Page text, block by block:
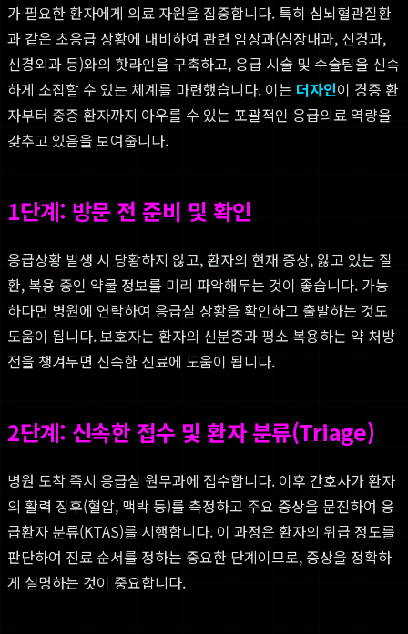
가 필요한 환자에게 의료 자원을 집중합니다. 특히 심뇌혈관질환
과 같은 초응급 상황에 대비하여 관련 임상과(심장내과, 신경과,
신경외과 등)와의 핫라인을 구축하고, 응급 시술 및 수술팀을 신속
하게 소집할 수 있는 체계를 마련했습니다. 이는 더자인이 경증 환
자부터 중증 환자까지 아우를 수 있는 포괄적인 응급의료 역량을
갖추고 있음을 보여줍니다.
1단계: 방문 전 준비 및 확인
응급상황 발생 시 당황하지 않고, 환자의 현재 증상, 앓고 있는 질
환, 복용 중인 약물 정보를 미리 파악해두는 것이 좋습니다. 가능
하다면 병원에 연락하여 응급실 상황을 확인하고 출발하는 것도
도움이 됩니다. 보호자는 환자의 신분증과 평소 복용하는 약 처방
전을 챙겨두면 신속한 진료에 도움이 됩니다.
2단계: 신속한 접수 및 환자 분류(Triage)
병원 도착 즉시 응급실 원무과에 접수합니다. 이후 간호사가 환자
의 활력 징후(혈압, 맥박 등)를 측정하고 주요 증상을 문진하여 응
급환자 분류(KTAS)를 시행합니다. 이 과정은 환자의 위급 정도를
판단하여 진료 순서를 정하는 중요한 단계이므로, 증상을 정확하
게 설명하는 것이 중요합니다.